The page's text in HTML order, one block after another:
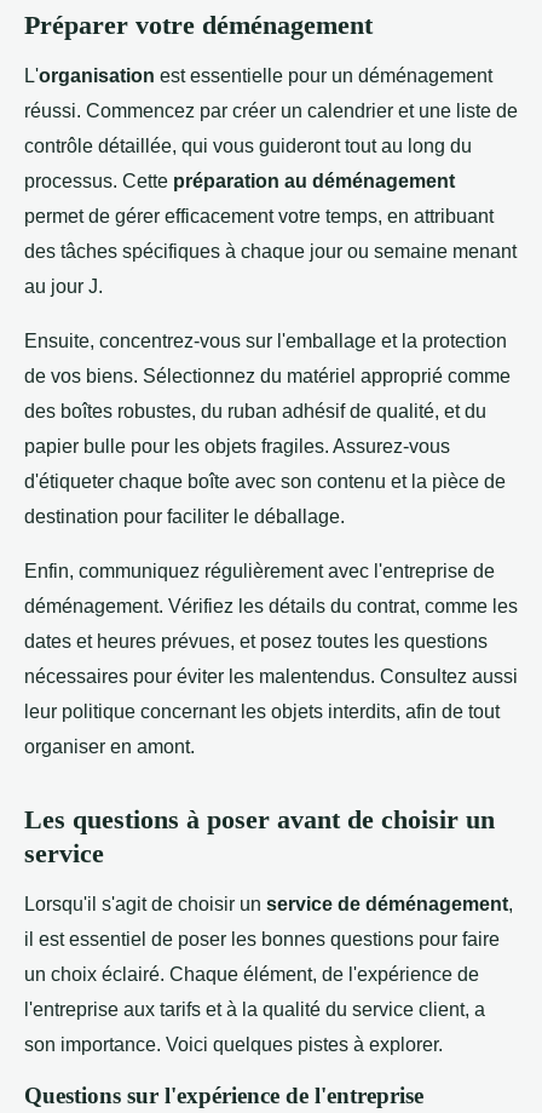
Préparer votre déménagement
L'organisation est essentielle pour un déménagement
réussi. Commencez par créer un calendrier et une liste de
contrôle détaillée, qui vous guideront tout au long du
processus. Cette préparation au déménagement
permet de gérer efficacement votre temps, en attribuant
des tâches spécifiques à chaque jour ou semaine menant
au jour J.
Ensuite, concentrez-vous sur l'emballage et la protection
de vos biens. Sélectionnez du matériel approprié comme
des boîtes robustes, du ruban adhésif de qualité, et du
papier bulle pour les objets fragiles. Assurez-vous
d'étiqueter chaque boîte avec son contenu et la pièce de
destination pour faciliter le déballage.
Enfin, communiquez régulièrement avec l'entreprise de
déménagement. Vérifiez les détails du contrat, comme les
dates et heures prévues, et posez toutes les questions
nécessaires pour éviter les malentendus. Consultez aussi
leur politique concernant les objets interdits, afin de tout
organiser en amont.
Les questions à poser avant de choisir un
service
Lorsqu'il s'agit de choisir un service de déménagement,
il est essentiel de poser les bonnes questions pour faire
un choix éclairé. Chaque élément, de l'expérience de
l'entreprise aux tarifs et à la qualité du service client, a
son importance. Voici quelques pistes à explorer.
Questions sur l'expérience de l'entreprise